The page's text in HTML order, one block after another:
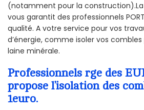
(notamment pour la construction).La
vous garantit des professionnels
qualité. A votre service pour vos
d’énergie, comme isoler vos
laine minérale.
Professionnels rge des
propose l’isolation des
1euro.